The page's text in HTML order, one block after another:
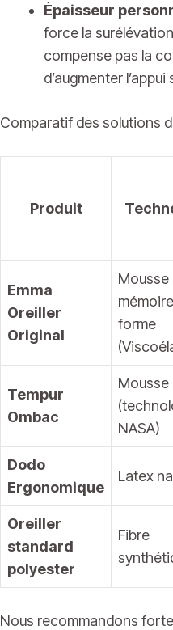
Épaisseur
force la
compense pas la
d’augmenter l’appui
Comparatif des solutions
Produit
Emma
Oreiller
Original
Mousse
forme
Tempur
Ombac
Mousse
NASA)
Dodo
Ergonomique
Latex
Oreiller
standard
polyester
Fibre
Nous recommandons